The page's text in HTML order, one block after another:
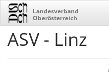
Landesverband
Oberösterreich
ASV - Linz